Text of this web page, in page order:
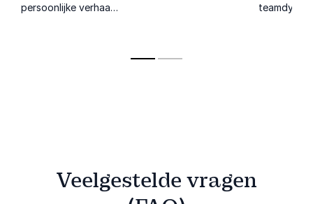
persoonlijke verhaal
toekomstgericht
Veelgestelde vragen